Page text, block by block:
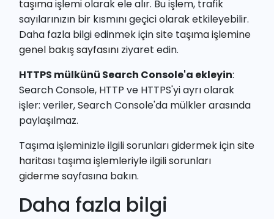
taşımaişlemi olarak ele alır. Bu işlem, trafik
sayılarınızın bir kısmını geçici olarak etkileyebilir.
Daha fazla bilgi edinmek içinsite taşıma işlemine
genel bakış sayfasını ziyaret edin.
HTTPS mülkünü Search Console'a ekleyin:
Search Console, HTTP ve HTTPS'yi ayrı olarak
işler: veriler, Search Console'da mülkler arasında
paylaşılmaz.
Taşıma işleminizle ilgili sorunları gidermek içinsite
haritası taşıma işlemleriyle ilgili sorunları
gidermesayfasına bakın.
Daha fazla bilgi